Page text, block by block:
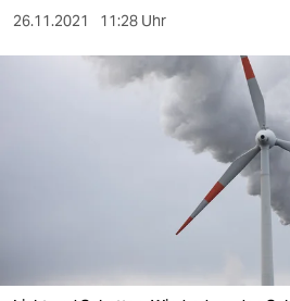
kultur
sport
26.11.2021 11:28 Uhr